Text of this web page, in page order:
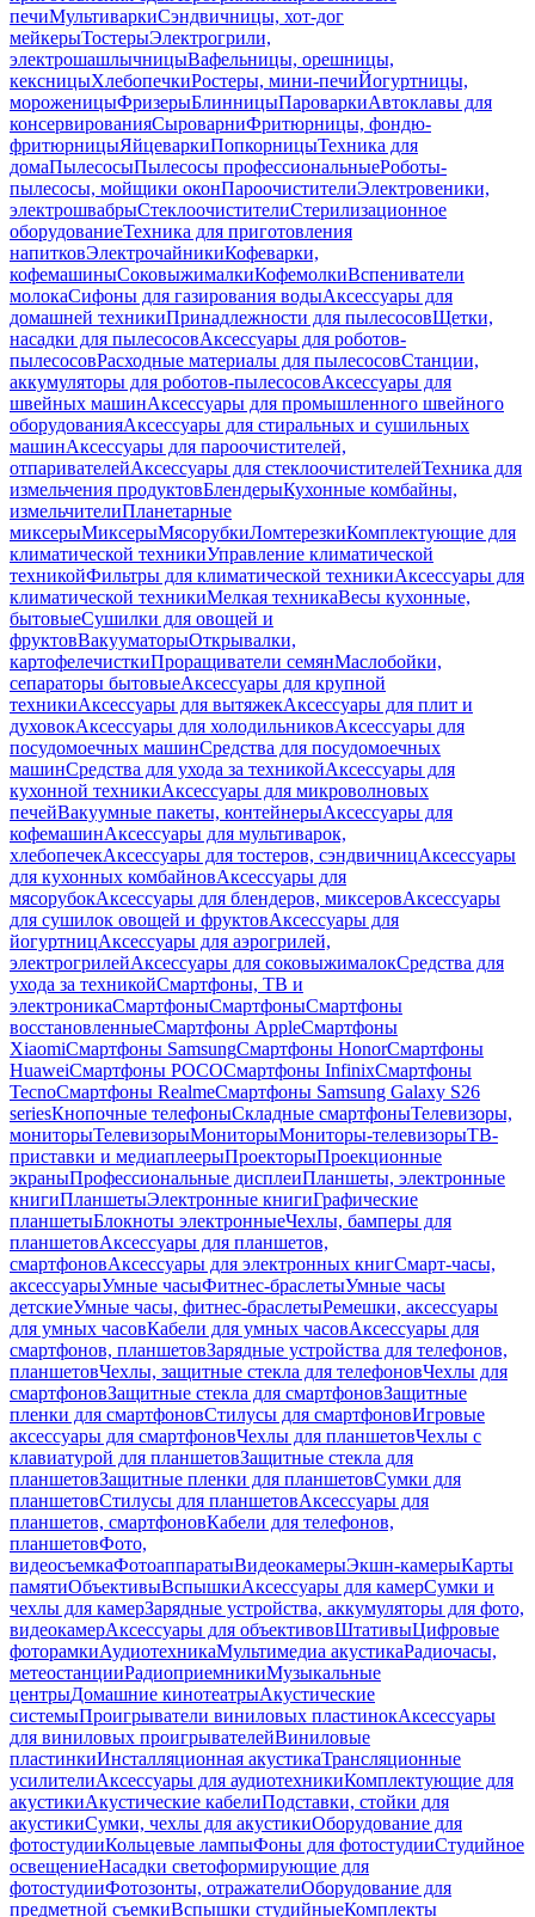
печиМультиваркиСэндвичницы, хот-дог
мейкерыТостерыЭлектрогрили,
электрошашлычницыВафельницы, орешницы,
кексницыХлебопечкиРостеры, мини-печиЙогуртницы,
мороженицыФризерыБлинницыПароваркиАвтоклавы для
консервированияСыроварниФритюрницы, фондю-
фритюрницыЯйцеваркиПопкорницыТехника для
домаПылесосыПылесосы профессиональныеРоботы-
пылесосы, мойщики оконПароочистителиЭлектровеники,
электрошвабрыСтеклоочистителиСтерилизационное
оборудованиеТехника для приготовления
напитковЭлектрочайникиКофеварки,
кофемашиныСоковыжималкиКофемолкиВспениватели
молокаСифоны для газирования водыАксессуары для
домашней техникиПринадлежности для пылесосовЩетки,
насадки для пылесосовАксессуары для роботов-
пылесосовРасходные материалы для пылесосовСтанции,
аккумуляторы для роботов-пылесосовАксессуары для
швейных машинАксессуары для промышленного швейного
оборудованияАксессуары для стиральных и сушильных
машинАксессуары для пароочистителей,
отпаривателейАксессуары для стеклоочистителейТехника для
измельчения продуктовБлендерыКухонные комбайны,
измельчителиПланетарные
миксерыМиксерыМясорубкиЛомтерезкиКомплектующие для
климатической техникиУправление климатической
техникойФильтры для климатической техникиАксессуары для
климатической техникиМелкая техникаВесы кухонные,
бытовыеСушилки для овощей и
фруктовВакууматорыОткрывалки,
картофелечисткиПроращиватели семянМаслобойки,
сепараторы бытовыеАксессуары для крупной
техникиАксессуары для вытяжекАксессуары для плит и
духовокАксессуары для холодильниковАксессуары для
посудомоечных машинСредства для посудомоечных
машинСредства для ухода за техникойАксессуары для
кухонной техникиАксессуары для микроволновых
печейВакуумные пакеты, контейнерыАксессуары для
кофемашинАксессуары для мультиварок,
хлебопечекАксессуары для тостеров, сэндвичницАксессуары
для кухонных комбайновАксессуары для
мясорубокАксессуары для блендеров, миксеровАксессуары
для сушилок овощей и фруктовАксессуары для
йогуртницАксессуары для аэрогрилей,
электрогрилейАксессуары для соковыжималокСредства для
ухода за техникойСмартфоны, ТВ и
электроникаСмартфоныСмартфоныСмартфоны
восстановленныеСмартфоны AppleСмартфоны
XiaomiСмартфоны SamsungСмартфоны HonorСмартфоны
HuaweiСмартфоны POCOСмартфоны InfinixСмартфоны
TecnoСмартфоны RealmeСмартфоны Samsung Galaxy S26
seriesКнопочные телефоныСкладные смартфоныТелевизоры,
мониторыТелевизорыМониторыМониторы-телевизорыТВ-
приставки и медиаплеерыПроекторыПроекционные
экраныПрофессиональные дисплеиПланшеты, электронные
книгиПланшетыЭлектронные книгиГрафические
планшетыБлокноты электронныеЧехлы, бамперы для
планшетовАксессуары для планшетов,
смартфоновАксессуары для электронных книгСмарт-часы,
аксессуарыУмные часыФитнес-браслетыУмные часы
детскиеУмные часы, фитнес-браслетыРемешки, аксессуары
для умных часовКабели для умных часовАксессуары для
смартфонов, планшетовЗарядные устройства для телефонов,
планшетовЧехлы, защитные стекла для телефоновЧехлы для
смартфоновЗащитные стекла для смартфоновЗащитные
пленки для смартфоновСтилусы для смартфоновИгровые
аксессуары для смартфоновЧехлы для планшетовЧехлы с
клавиатурой для планшетовЗащитные стекла для
планшетовЗащитные пленки для планшетовСумки для
планшетовСтилусы для планшетовАксессуары для
планшетов, смартфоновКабели для телефонов,
планшетовФото,
видеосъемкаФотоаппаратыВидеокамерыЭкшн-камерыКарты
памятиОбъективыВспышкиАксессуары для камерСумки и
чехлы для камерЗарядные устройства, аккумуляторы для фото,
видеокамерАксессуары для объективовШтативыЦифровые
фоторамкиАудиотехникаМультимедиа акустикаРадиочасы,
метеостанцииРадиоприемникиМузыкальные
центрыДомашние кинотеатрыАкустические
системыПроигрыватели виниловых пластинокАксессуары
для виниловых проигрывателейВиниловые
пластинкиИнсталляционная акустикаТрансляционные
усилителиАксессуары для аудиотехникиКомплектующие для
акустикиАкустические кабелиПодставки, стойки для
акустикиСумки, чехлы для акустикиОборудование для
фотостудииКольцевые лампыФоны для фотостудииСтудийное
освещениеНасадки светоформирующие для
фотостудииФотозонты, отражателиОборудование для
предметной съемкиВспышки студийныеКомплекты